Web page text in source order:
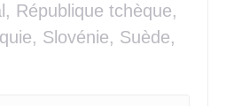
République tchèque,
Slovénie, Suède,